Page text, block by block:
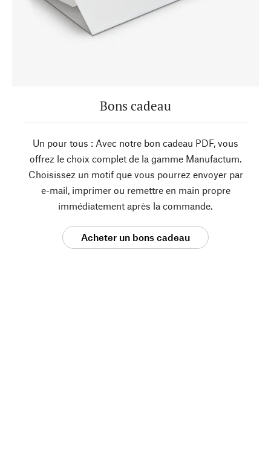
Bons cadeau
Un pour tous : Avec notre bon cadeau PDF, vous
offrez le choix complet de la gamme Manufactum.
Choisissez un motif que vous pourrez envoyer par
e-mail, imprimer ou remettre en main propre
immédiatement après la commande.
Acheter un bons cadeau